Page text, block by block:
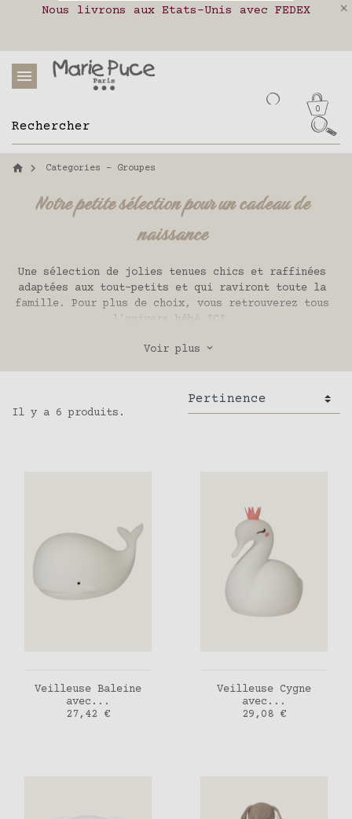
Notre site part en vacances !
Nous livrons aux Etats-Unis avec FEDEX
Livraison en relais colis en France,
0
Categories - Groupes
Notre petite sélection pour un cadeau de
naissance
Une sélection de jolies tenues chics et raffinées
adaptées aux tout-petits et qui raviront toute la
famille. Pour plus de choix, vous retrouverez tous
l'univers bébé
ICI
Voir plus
Il y a 6 produits.
AJOUTER AU PANIER
Veilleuse Baleine
avec...
Prix
27,42 €
AJOUTER AU PANIER
Veilleuse Cygne
avec...
Prix
29,08 €
Protection
des données personnelles